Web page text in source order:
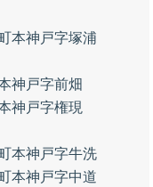
本神戸字塚浦
神戸字前畑
神戸字権現
本神戸字牛洗
本神戸字中道